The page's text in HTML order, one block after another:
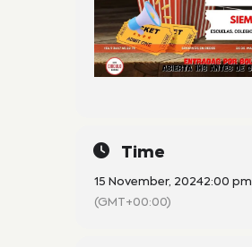
Time
15 November, 20242:00 pm
(GMT+00:00)